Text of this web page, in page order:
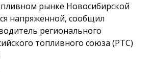
рынке Новосибирской
напряженной, сообщил
регионального
топливного союза (РТС)